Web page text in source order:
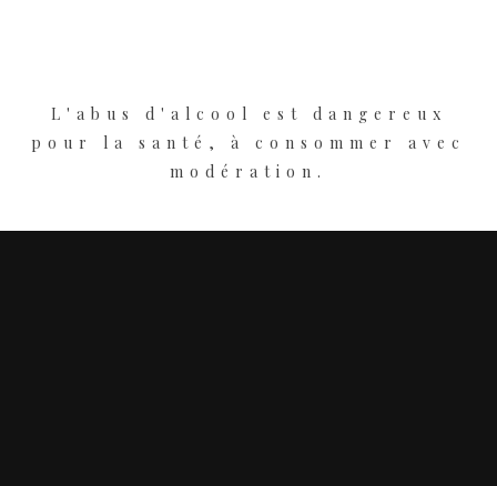
L'abus d'alcool est dangereux
pour la santé, à consommer avec
modération.